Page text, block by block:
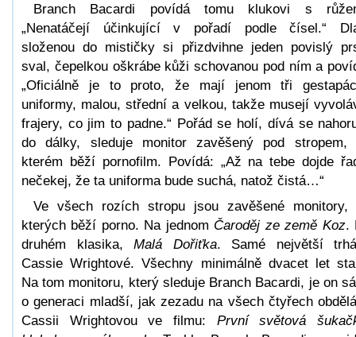
Branch Bacardi povídá tomu klukovi s
„Nenatáčejí účinkující v pořadí podle čísel.“
složenou do mističky si přizdvihne jeden povislý
sval, čepelkou oškrábe kůži schovanou pod ním a
„Oficiálně je to proto, že mají jenom tři
uniformy, malou, střední a velkou, takže musejí
frajery, co jim to padne.“ Pořád se holí, dívá se
do dálky, sleduje monitor zavěšený pod stropem,
kterém běží pornofilm. Povídá: „Až na tebe dojde
nečekej, že ta uniforma bude suchá, natož čistá…“
Ve všech rozích stropu jsou zavěšené monitory,
kterých běží porno. Na jednom Čaroděj ze země Koz.
druhém klasika, Malá Dořiťka. Samé největší
Cassie Wrightové. Všechny minimálně dvacet let
Na tom monitoru, který sleduje Branch Bacardi, je on
o generaci mladší, jak zezadu na všech čtyřech
Cassii Wrightovou ve filmu: První světová